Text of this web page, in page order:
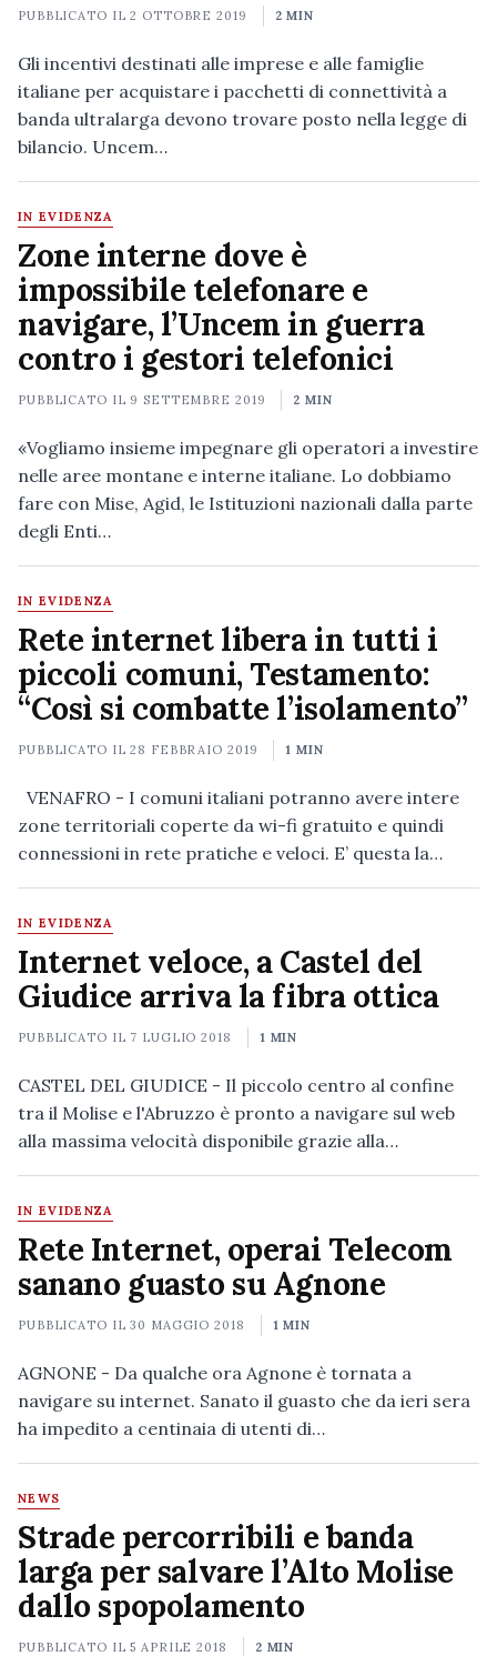
PUBBLICATO IL2 OTTOBRE 2019 2 MIN
Gli incentivi destinati alle imprese e alle famiglie
italiane per acquistare i pacchetti di connettività a
banda ultralarga devono trovare posto nella legge di
bilancio. Uncem…
IN EVIDENZA
Zone interne dove è
impossibile telefonare e
navigare, l’Uncem in guerra
contro i gestori telefonici
PUBBLICATO IL 9 SETTEMBRE 2019 2 MIN
«Vogliamo insieme impegnare gli operatori a investire
nelle aree montane e interne italiane. Lo dobbiamo
fare con Mise, Agid, le Istituzioni nazionali dalla parte
degli Enti…
IN EVIDENZA
Rete internet libera in tutti i
piccoli comuni, Testamento:
“Così si combatte l’isolamento”
PUBBLICATO IL28 FEBBRAIO 2019 1 MIN
VENAFRO - I comuni italiani potranno avere intere
zone territoriali coperte da wi-fi gratuito e quindi
connessioni in rete pratiche e veloci. E’ questa la…
IN EVIDENZA
Internet veloce, a Castel del
Giudice arriva la fibra ottica
PUBBLICATO IL 7 LUGLIO 2018 1 MIN
CASTEL DEL GIUDICE - Il piccolo centro al confine
tra il Molise e l'Abruzzo è pronto a navigare sul web
alla massima velocità disponibile grazie alla…
IN EVIDENZA
Rete Internet, operai Telecom
sanano guasto su Agnone
PUBBLICATO IL30 MAGGIO 2018 1 MIN
AGNONE - Da qualche ora Agnone è tornata a
navigare su internet. Sanato il guasto che da ieri sera
ha impedito a centinaia di utenti di…
NEWS
Strade percorribili e banda
larga per salvare l’Alto Molise
dallo spopolamento
PUBBLICATO IL5 APRILE 2018 2 MIN